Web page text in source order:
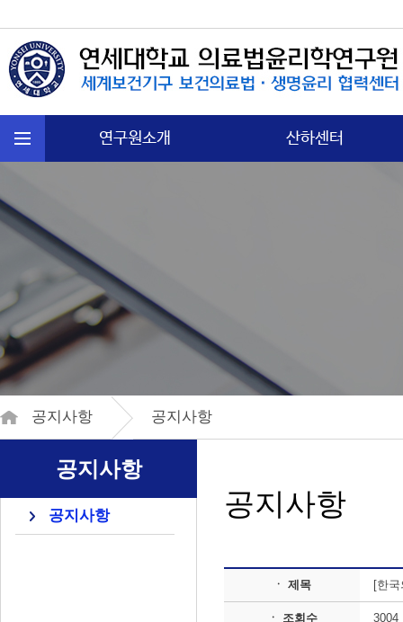
연구원소개 산하센터
공지사항 공지사항
공지사항
공지사항 공지사항
ㆍ 제목 [한
ㆍ 조회수 3004